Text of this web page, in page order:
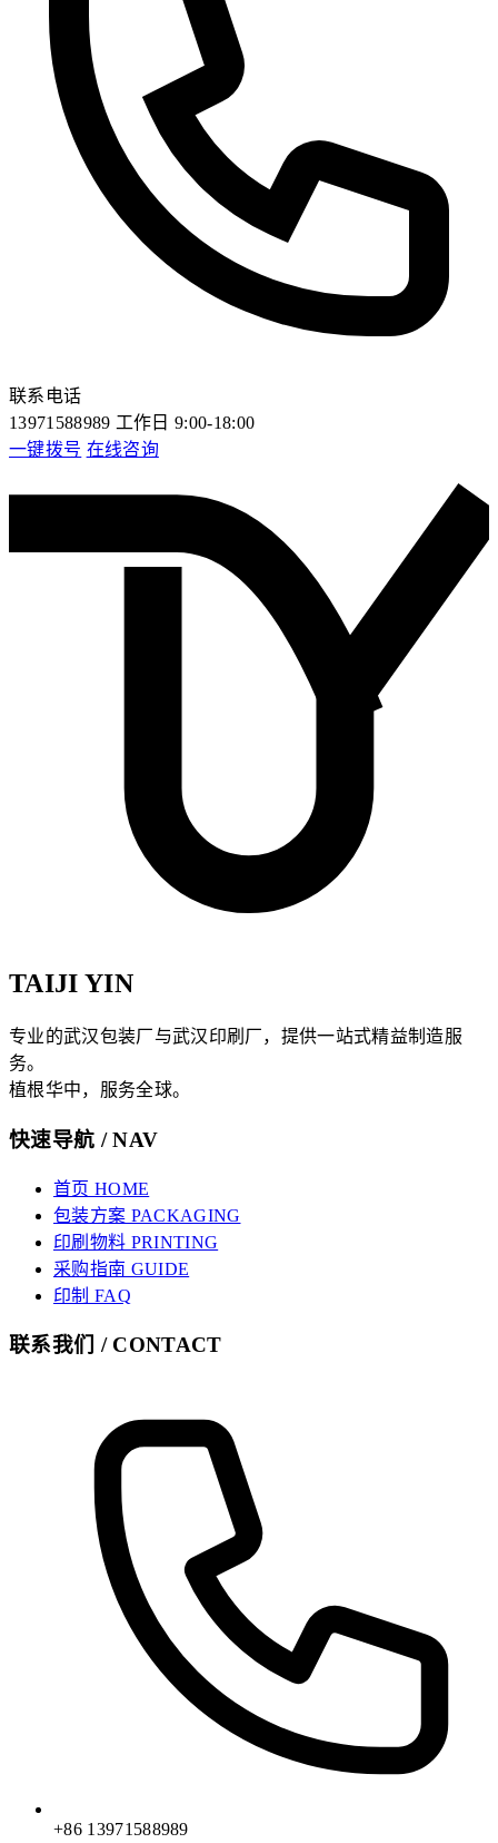
联系电话
13971588989 工作日 9:00-18:00
一键拨号 在线咨询
TAIJI YIN
专业的武汉包装厂与武汉印刷厂，提供一站式精益制造服
务。
植根华中，服务全球。
快速导航 / NAV
首页 HOME
包装方案 PACKAGING
印刷物料 PRINTING
采购指南 GUIDE
印制 FAQ
联系我们 / CONTACT
+86 13971588989